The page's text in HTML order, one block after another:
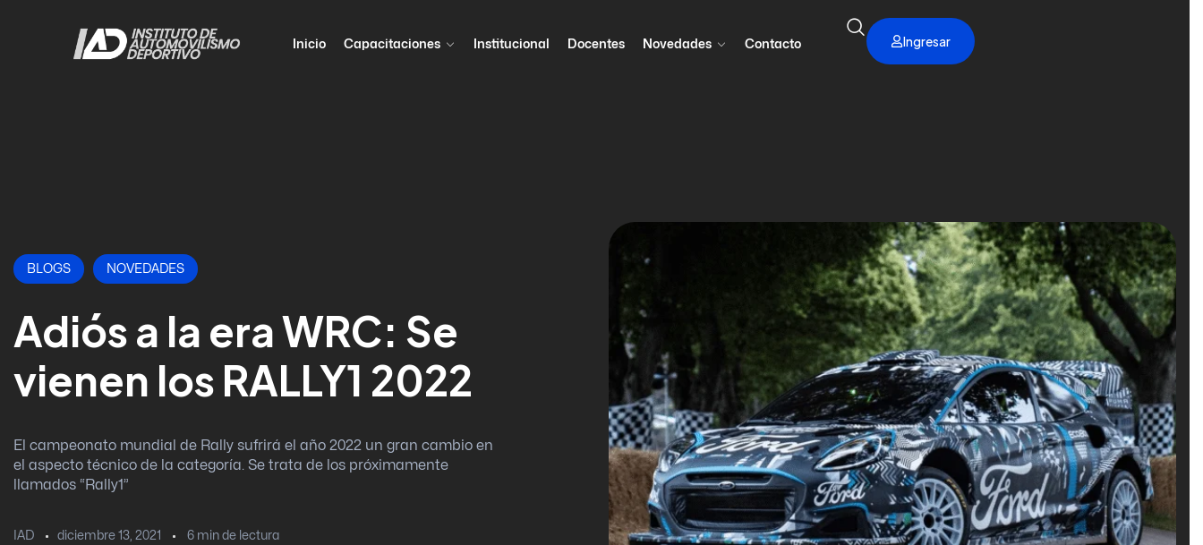
Inicio Capacitaciones Institucional Docentes Novedades Contacto Ingresar
BLOGS NOVEDADES
Adiós a la era WRC: Se
vienen los RALLY1 2022
El campeonato mundial de Rally sufrirá el año 2022 un gran cambio en
el aspecto técnico de la categoría. Se trata de los próximamente
llamados “Rally1”
IAD diciembre 13, 2021 6 min de lectura